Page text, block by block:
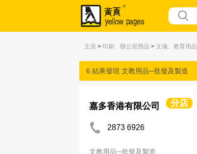
主頁 > 印刷、辦公室用品 > 文儀、教育用品
6 結果發現 文教用品─批發及製造
嘉多香港有限公司 分店
2873 6926
文教用品─批發及製造